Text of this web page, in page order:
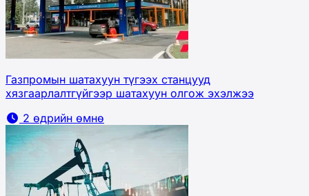
Газпромын шатахуун түгээх станцууд
хязгаарлалтгүйгээр шатахуун олгож эхэлжээ
2 өдрийн өмнө